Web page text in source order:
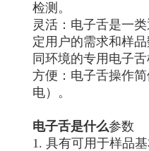
检测。
灵活：电子舌是一
定用户的需求和样
同环境的专用电子
方便：电子舌操作
电）。
电子舌是什么参数
1. 具有可用于样品